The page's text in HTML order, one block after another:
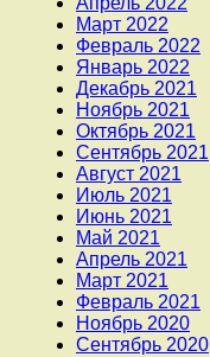
Март 2022
Февраль 2022
Январь 2022
Декабрь 2021
Ноябрь 2021
Октябрь 2021
Сентябрь 2021
Август 2021
Июль 2021
Июнь 2021
Май 2021
Апрель 2021
Март 2021
Февраль 2021
Ноябрь 2020
Сентябрь 2020